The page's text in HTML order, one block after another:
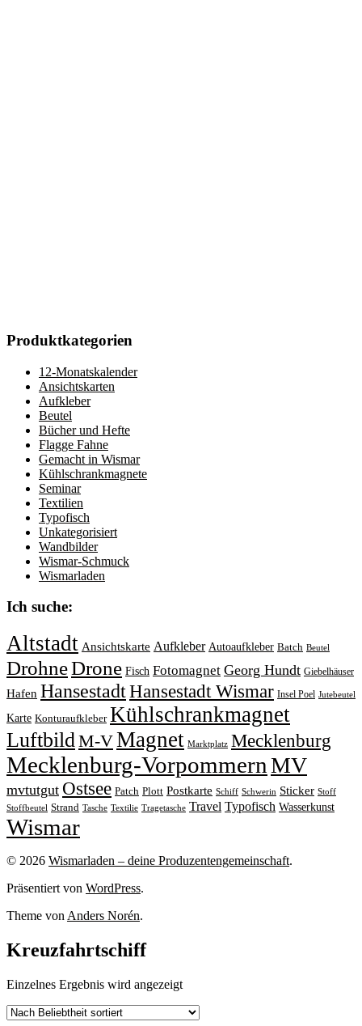
Produktkategorien
12-Monatskalender
Ansichtskarten
Aufkleber
Beutel
Bücher und Hefte
Flagge Fahne
Gemacht in Wismar
Kühlschrankmagnete
Seminar
Textilien
Typofisch
Unkategorisiert
Wandbilder
Wismar-Schmuck
Wismarladen
Ich suche:
Altstadt Ansichtskarte Aufkleber Autoaufkleber Batch Beutel
DrohneDrone Fisch Fotomagnet Georg Hundt Giebelhäuser
Hafen HansestadtHansestadt Wismar Insel Poel Jutebeutel
Karte Konturaufkleber Kühlschrankmagnet
LuftbildM-VMagnet Marktplatz Mecklenburg
Mecklenburg-VorpommernMV
mvtutgut Ostsee Patch Plott Postkarte Schiff Schwerin Sticker Stoff
Stoffbeutel Strand Tasche Textilie Tragetasche Travel Typofisch Wasserkunst
Wismar
© 2026 Wismarladen – deine Produzentengemeinschaft.
Präsentiert von WordPress.
Theme von Anders Norén.
Kreuzfahrtschiff
Einzelnes Ergebnis wird angezeigt